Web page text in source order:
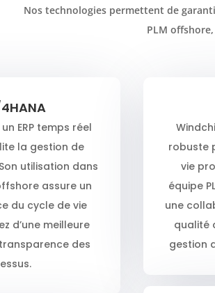
Nos technologies permettent de
PLM
ERP temps réel
la gestion de
utilisation dans
assure un
du cycle de vie
d’une meilleure
des
robuste
vie
équipe
une
qualité
gestion